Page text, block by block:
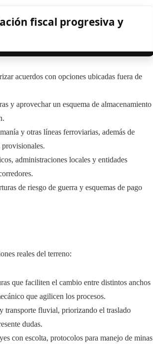
fiscal progresiva y
acuerdos con opciones ubicadas fuera de
y aprovechar un esquema de almacenamiento
y otras líneas ferroviarias, además de
administraciones locales y entidades
de riesgo de guerra y esquemas de pago
reales del terreno:
que faciliten el cambio entre distintos anchos
que agilicen los procesos.
transporte fluvial, priorizando el traslado
dudas.
con escolta, protocolos para manejo de minas